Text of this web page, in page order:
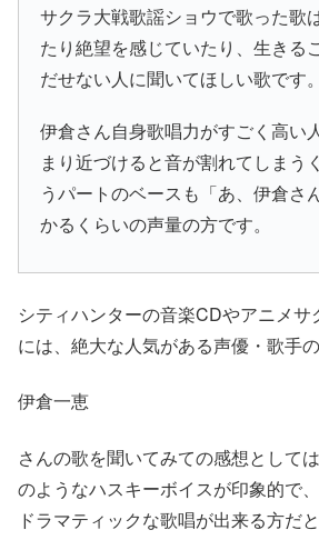
サクラ大戦歌謡ショウで歌った歌
たり絶望を感じていたり、生きる
だせない人に聞いてほしい歌です。
伊倉さん自身歌唱力がすごく高い
まり近づけると音が割れてしまう
うパートのベースも「あ、伊倉さ
かるくらいの声量の方です。
シティハンターの音楽CDやアニメ
には、絶大な人気がある声優・歌手の
伊倉一恵
さんの歌を聞いてみての感想として
のようなハスキーボイスが印象的で、
ドラマティックな歌唱が出来る方だ